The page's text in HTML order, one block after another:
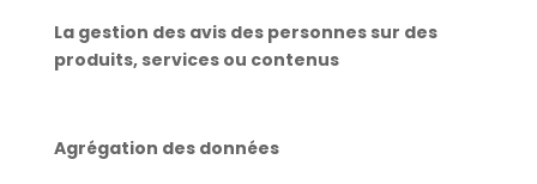
La gestion des avis des personnes sur des
produits, services ou contenus
Agrégation des données